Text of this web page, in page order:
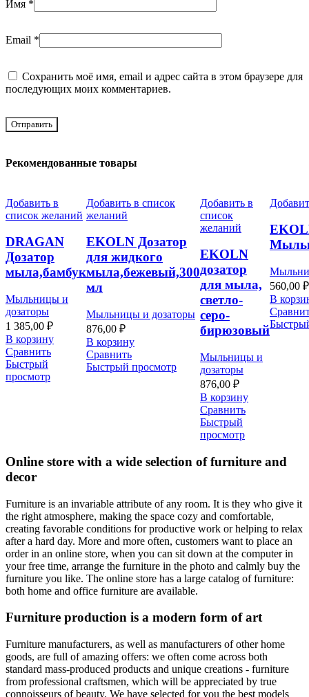
Имя *
Email *
Сохранить моё имя, email и адрес сайта в этом браузере для
последующих моих комментариев.
Рекомендованные товары
Добавить в
список желаний
DRAGAN
Дозатор
мыла,бамбук
Мыльницы и
дозаторы
1 385,00 ₽
В корзину
Сравнить
Быстрый
просмотр
Добавить в список
желаний
EKOLN Дозатор
для жидкого
мыла,бежевый,300
мл
Мыльницы и дозаторы
876,00 ₽
В корзину
Сравнить
Быстрый просмотр
Добавить в
список
желаний
EKOLN
дозатор
для мыла,
светло-
серо-
бирюзовый
Мыльницы и
дозаторы
876,00 ₽
В корзину
Сравнить
Быстрый
просмотр
560,00 ₽
В
Online store with a wide selection of furniture and
decor
Furniture is an invariable attribute of any room. It is they who give it
the right atmosphere, making the space cozy and comfortable,
creating favorable conditions for productive work or helping to relax
after a hard day. More and more often, customers want to place an
order in an online store, when you can sit down at the computer in
your free time, arrange the furniture in the photo and calmly buy the
furniture you like. The online store has a large catalog of furniture:
both home and office furniture are available.
Furniture production is a modern form of art
Furniture manufacturers, as well as manufacturers of other home
goods, are full of amazing offers: we often come across both
standard mass-produced products and unique creations - furniture
from professional craftsmen, which will be appreciated by true
connoisseurs of beauty. We have selected for you the best models